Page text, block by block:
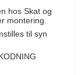
hos Skat og
montering.
til syn